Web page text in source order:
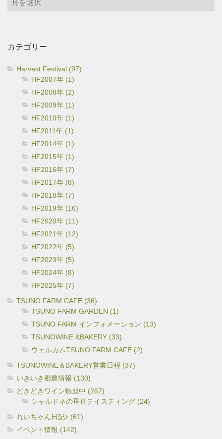
ブ
カテゴリー
Harvest Festival (97)
HF2007年 (1)
HF2008年 (2)
HF2009年 (1)
HF2010年 (1)
HF2011年 (1)
HF2014年 (1)
HF2015年 (1)
HF2016年 (7)
HF2017年 (8)
HF2018年 (7)
HF2019年 (16)
HF2020年 (11)
HF2021年 (12)
HF2022年 (5)
HF2023年 (5)
HF2024年 (8)
HF2025年 (7)
TSUNO FARM CAFE (36)
TSUNO FARM GARDEN (1)
TSUNO FARM インフォメーション (13)
TSUNOWINE &BAKERY (33)
ウェルカムTSUNO FARM CAFE (2)
TSUNOWINE＆BAKERY営業日程 (37)
いきいき都農情報 (130)
どきどきワイン熟成中 (267)
シャルドネの垂直テイスティング (24)
れいちゃん日記♪ (61)
イベント情報 (142)